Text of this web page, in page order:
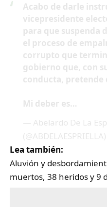
Acabo de darle
vicepresidente
para que suspenda
el proceso de
corrupto que
gobierno que, con
conducta, pretende
Mi deber es…
— Abelardo De La
(@ABDELAESPRIELLA)
Lea también:
Aluvión y
muertos, 38 heridos y 9